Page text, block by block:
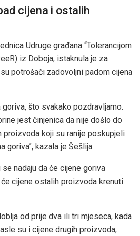
cijena i ostalih
Udruge građana “Tolerancijom
iz Doboja, istaknula je za
potrošači zadovoljni padom cijena
goriva, što svakako pozdravljamo.
jest činjenica da nije došlo do
proizvoda koji su ranije poskupjeli
goriva”, kazala je Šešlija.
nadaju da će cijene goriva
cijene ostalih proizvoda krenuti
od prije dva ili tri mjeseca, kada
su i cijene drugih proizvoda,